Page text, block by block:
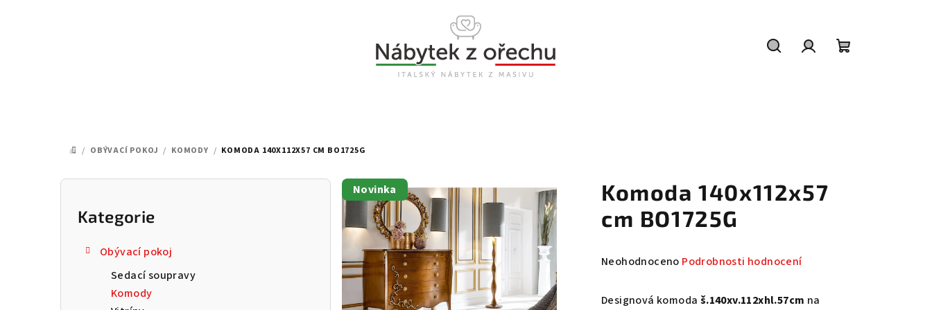
DOMŮ
/ OBÝVACÍ POKOJ / KOMODY / KOMODA 140X112X57 CM BO1725G
P
Přeskočit
kategorie
Kategorie
Obývací pokoj
Sedací soupravy
Komody
Komoda 140x112x57
cm BO1725G
Průměrné
produktu
Neohodnoceno Podrobnosti hodnocení
Designová komoda š.140xv.112xhl.57cm na
Novinka